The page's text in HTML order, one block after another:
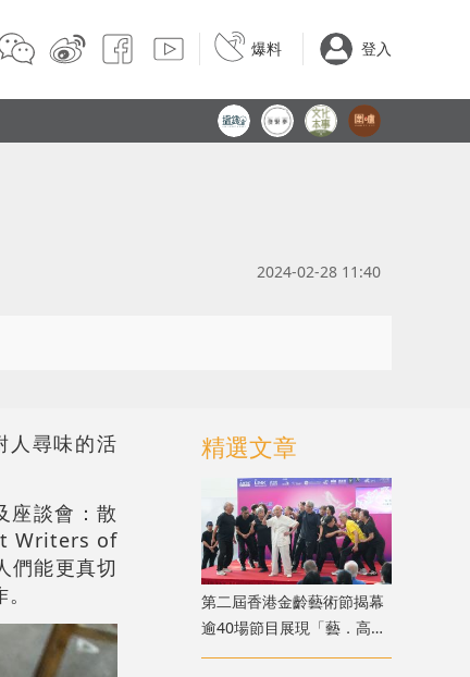
爆料 登入
2024-02-28 11:40
人尋味的活
座談會：散
Writers of
能更真切
精選文章
第二屆香港金齡藝術節揭幕
逾40場節目展現「藝．高齡
膽大」生命力